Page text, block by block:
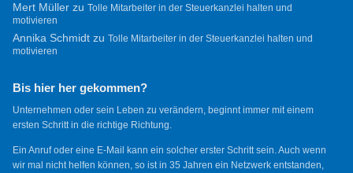
Mert Müllerzu Tolle Mitarbeiter in der Steuerkanzlei halten und
motivieren
Annika Schmidtzu Tolle Mitarbeiter in der Steuerkanzlei halten und
motivieren
Bis hier her gekommen?
Unternehmen oder sein Leben zu verändern, beginnt immer mit einem
ersten Schritt in die richtige Richtung.
Ein Anruf oder eine E-Mail kann ein solcher erster Schritt sein. Auch wenn
wir mal nicht helfen können, so ist in 35 Jahren ein Netzwerk entstanden,